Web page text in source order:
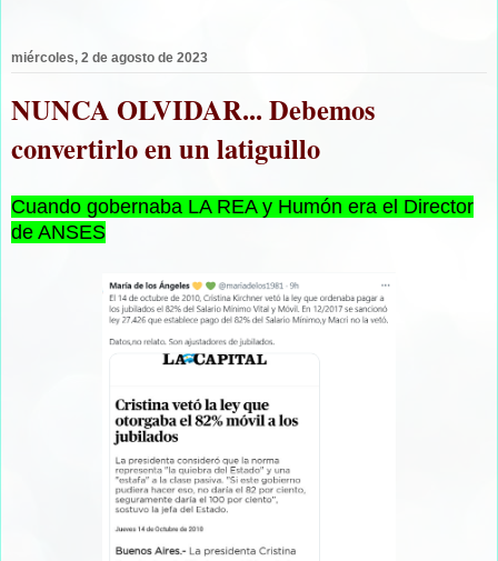
miércoles, 2 de agosto de 2023
NUNCA OLVIDAR... Debemos
convertirlo en un latiguillo
Cuando gobernaba LA REA y Humón era el Director
de ANSES